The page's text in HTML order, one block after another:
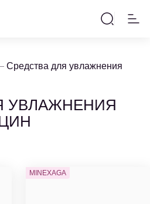
Средства для увлажнения
УВЛАЖНЕНИЯ
MINEXAGA